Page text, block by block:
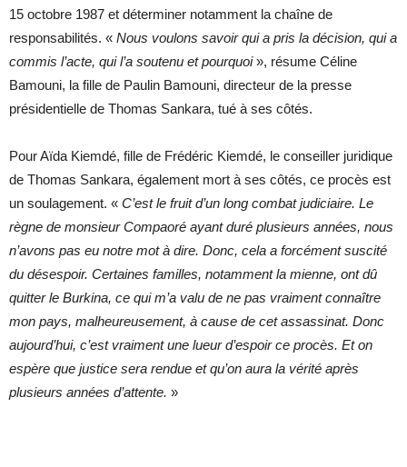
15 octobre 1987 et déterminer notamment la chaîne de
responsabilités. « Nous voulons savoir qui a pris la décision, qui a
commis l’acte, qui l’a soutenu et pourquoi», résume Céline
Bamouni, la fille de Paulin Bamouni, directeur de la presse
présidentielle de Thomas Sankara, tué à ses côtés.
Pour Aïda Kiemdé, fille de Frédéric Kiemdé, le conseiller juridique
de Thomas Sankara, également mort à ses côtés, ce procès est
un soulagement. « C’est le fruit d’un long combat judiciaire. Le
règne de monsieur Compaoré ayant duré plusieurs années, nous
n’avons pas eu notre mot à dire. Donc, cela a forcément suscité
du désespoir. Certaines familles, notamment la mienne, ont dû
quitter le Burkina, ce qui m’a valu de ne pas vraiment connaître
mon pays, malheureusement, à cause de cet assassinat. Donc
aujourd’hui, c’est vraiment une lueur d’espoir ce procès. Et on
espère que justice sera rendue et qu’on aura la vérité après
plusieurs années d’attente. »